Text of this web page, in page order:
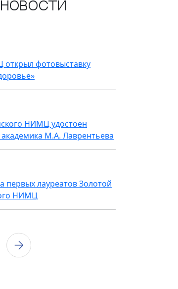
фотовыставку
НИМЦ удостоен
М.А. Лаврентьева
первых лауреатов Золотой
НИМЦ